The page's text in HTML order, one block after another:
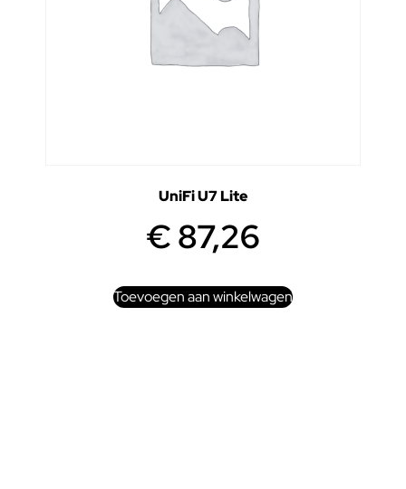
UniFi U7 Lite
€87,26
Toevoegen aan winkelwagen